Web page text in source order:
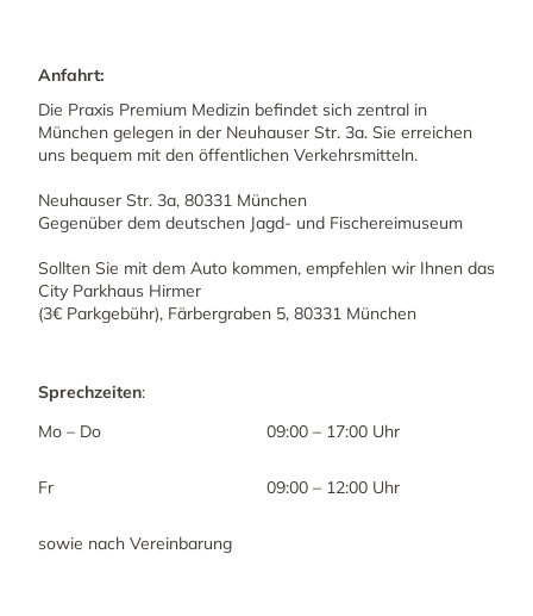
Anfahrt:
Die Praxis Premium Medizin befindet sich zentral in
München gelegen in der Neuhauser Str. 3a. Sie erreichen
uns bequem mit den öffentlichen Verkehrsmitteln.
Neuhauser Str. 3a, 80331 München
Gegenüber dem deutschen Jagd- und Fischereimuseum
Sollten Sie mit dem Auto kommen, empfehlen wir Ihnen das
City Parkhaus Hirmer
(3€ Parkgebühr), Färbergraben 5, 80331 München
Sprechzeiten:
Mo – Do
09:00 – 17:00 Uhr
Fr 09:00 – 12:00 Uhr
sowie nach Vereinbarung